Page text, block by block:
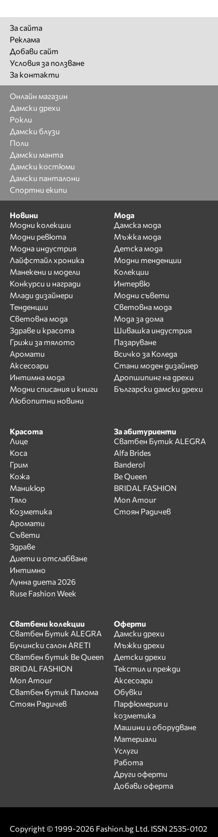
За сайта
Реклама
Добави сайт
Условия за ползване
За контакти
Онлайн магазин
Дамски дрехи
Рокли
Дамски блузи
Поли
Дамски манта
Дамски костюми
Дамски панталони
Спортни екипи
Новини
Модни колекции
Модни ревюта
Модна индустрия
Лайфстайл хроника
Манекени и модели
Конкурси и награди
Млади дизайнери
Тенденции
Световна мода
Здраве и красота
Грижи за тялото
Аромати
Аксесоари
Интимна мода
Модни списания и книги
Любопитни новини
Мода
Дамска мода
Мъжка мода
Детска мода
Модни тенденции
Колекции
Интервю
Модни съвети
Световна мода
Мода за дома
Шивашка индустрия
Пазаруване
Всичко за Коледа
Стани моден дизайнер
Дропшипинг на дрехи
Български дамски дрехи
Красота
Лице
Коса
Грим
Кожа
Маникюр
Тяло
Козметика
Аромати
Съвети
Здраве
Диети и отслабване
Интимно
Лунна диета 2026
Ruse Fashion Week
За абитуриенти
Сватбен Бутик ALEGRA
Alfa Brides
Banderol
Be Queen
BRIDAL FASHION
Mon Amour
Стоян Радичев
Сватбени колекции
Сватбен Бутик ALEGRA
Бучински салон ARETI
Сватбен бутик Be Queen
BRIDAL FASHION
Mon Amour
Сватбен бутик Палома
Стоян Радичев
Оферти
Дамски дрехи
Мъжки дрехи
Детски дрехи
Текстил и прежди
Аксесоари
Обувки
Парфюмерия и
козметика
Машини и оборудване
Материали
Услуги
Работа
Други оферти
Добави оферта
Copyright © 1999-2026 Fashion.bg Ltd. ISSN 2535-0102